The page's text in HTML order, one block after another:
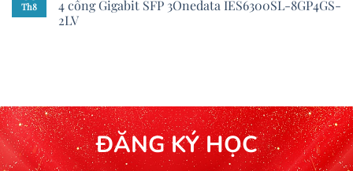
Th8
4 cổng Gigabit SFP 3Onedata IES6300SL-8GP4GS-
2LV
ĐĂNG KÝ HỌC